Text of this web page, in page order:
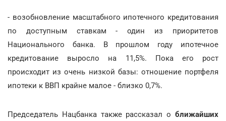
- возобновление масштабного ипотечного кредитования
по доступным ставкам - один из приоритетов
Национального банка. В прошлом году ипотечное
кредитование выросло на 11,5%. Пока его рост
происходит из очень низкой базы: отношение портфеля
ипотеки к ВВП крайне малое - близко 0,7%.
Председатель Нацбанка также рассказал о ближайших